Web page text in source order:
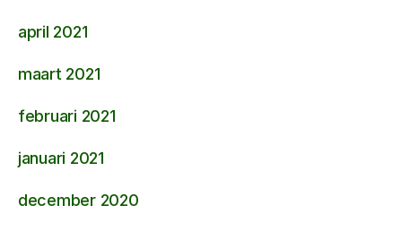
april 2021
maart 2021
februari 2021
januari 2021
december 2020